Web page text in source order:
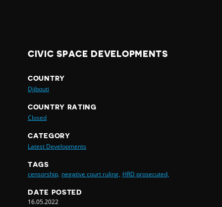
CIVIC SPACE DEVELOPMENTS
COUNTRY
Djibouti
COUNTRY RATING
Closed
CATEGORY
Latest Developments
TAGS
censorship, negative court ruling, HRD prosecuted,
DATE POSTED
16.05.2022